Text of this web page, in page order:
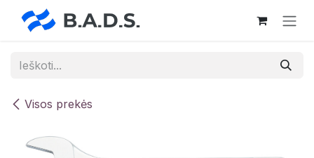
Skip to Content
Visos prekės